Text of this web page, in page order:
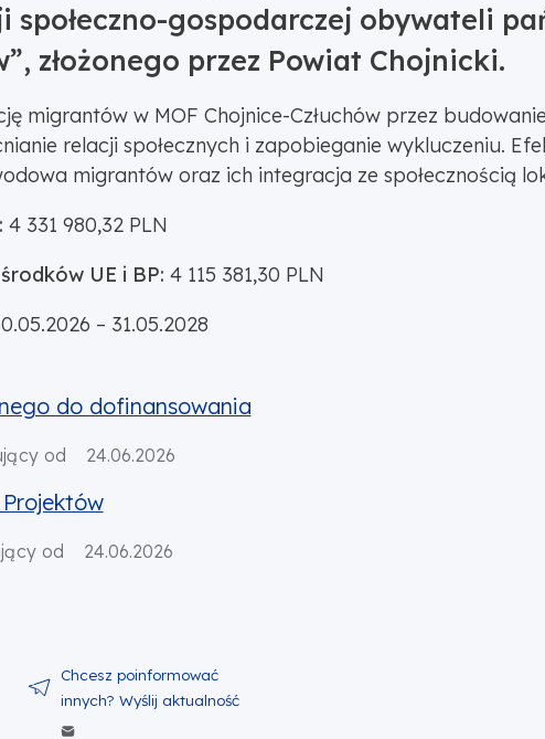
gospodarczej obywateli
złożonego przez Powiat Chojnicki.
migrantów w MOF Chojnice-Człuchów przez
relacji społecznych i zapobieganie wykluczeniu.
migrantów oraz ich integracja ze społecznością
4 331 980,32 PLN
UE i BP: 4 115 381,30 PLN
– 31.05.2028
do dofinansowania
od 24.06.2026
od 24.06.2026
Facebook
na Twitter
na Linkedin